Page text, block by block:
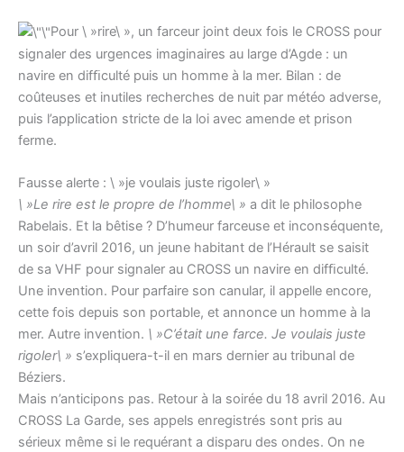
Pour \ »rire\ », un farceur joint deux fois le CROSS pour
signaler des urgences imaginaires au large d’Agde : un
navire en difﬁculté puis un homme à la mer. Bilan : de
coûteuses et inutiles recherches de nuit par météo adverse,
puis l’application stricte de la loi avec amende et prison
ferme.
Fausse alerte : \ »je voulais juste rigoler\ »
\ »Le rire est le propre de l’homme\ » a dit le philosophe
Rabelais. Et la bêtise ? D’humeur farceuse et inconséquente,
un soir d’avril 2016, un jeune habitant de l’Hérault se saisit
de sa VHF pour signaler au CROSS un navire en difﬁculté.
Une invention. Pour parfaire son canular, il appelle encore,
cette fois depuis son portable, et annonce un homme à la
mer. Autre invention. \ »C’était une farce. Je voulais juste
rigoler\ » s’expliquera-t-il en mars dernier au tribunal de
Béziers.
Mais n’anticipons pas. Retour à la soirée du 18 avril 2016. Au
CROSS La Garde, ses appels enregistrés sont pris au
sérieux même si le requérant a disparu des ondes. On ne